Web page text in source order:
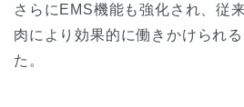
さらにEMS機能も強化され、従
肉により効果的に働きかけられ
た。